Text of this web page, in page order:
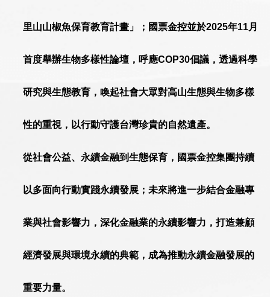
里山山椒魚保育教育計畫」；國票金控並於2025年11月
首度舉辦生物多樣性論壇，呼應COP30倡議，透過科學
研究與生態教育，喚起社會大眾對高山生態與生物多樣
性的重視，以行動守護台灣珍貴的自然遺產。
從社會公益、永續金融到生態保育，國票金控集團持續
以多面向行動實踐永續發展；未來將進一步結合金融專
業與社會影響力，深化金融業的永續影響力，打造兼顧
經濟發展與環境永續的典範，成為推動永續金融發展的
重要力量。